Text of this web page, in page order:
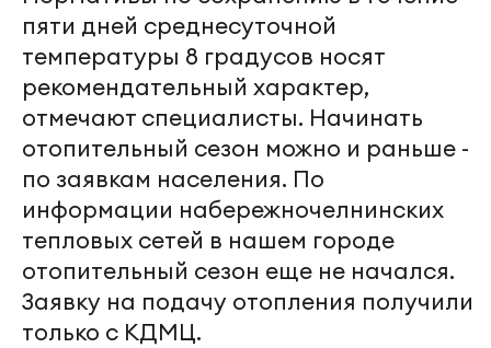
пяти дней среднесуточной
температуры 8 градусов носят
рекомендательный характер,
отмечают специалисты. Начинать
отопительный сезон можно и раньше -
по заявкам населения. По
информации набережночелнинских
тепловых сетей в нашем городе
отопительный сезон еще не начался.
Заявку на подачу отопления получили
только с КДМЦ.